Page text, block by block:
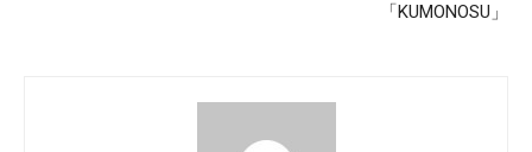
「KUMONOSU」